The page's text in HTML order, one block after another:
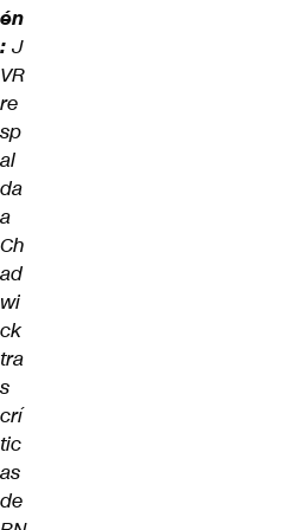
én
: J
VR
re
sp
al
da
a
Ch
ad
wi
ck
tra
s
crí
tic
as
de